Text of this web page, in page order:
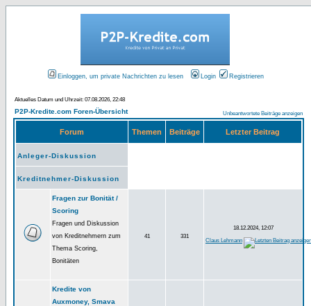
Einloggen, um private Nachrichten zu lesen Login Registrieren
Aktuelles Datum und Uhrzeit: 07.08.2026, 22:48
P2P-Kredite.com Foren-Übersicht Unbeantwortete Beiträge anzeigen
Forum Themen Beiträge Letzter Beitrag
Anleger-Diskussion
Kreditnehmer-Diskussion
Fragen zur Bonität /
Scoring
Fragen und Diskussion
von Kreditnehmern zum
Thema Scoring,
Bonitäten
41 331
18.12.2024, 12:07
Claus Lehmann
Kredite von
Auxmoney, Smava